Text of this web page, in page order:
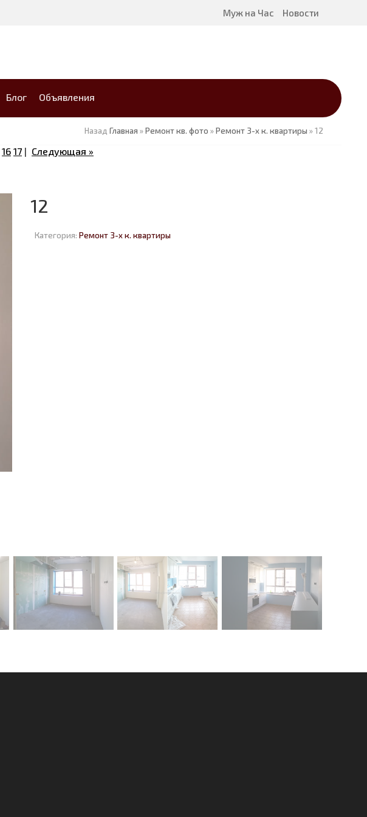
Муж на Час Новости
Блог Объявления
Назад Главная »Ремонт кв. фото »Ремонт 3-х к. квартиры » 12
16 17 | Следующая »
12
Категория: Ремонт 3-х к. квартиры